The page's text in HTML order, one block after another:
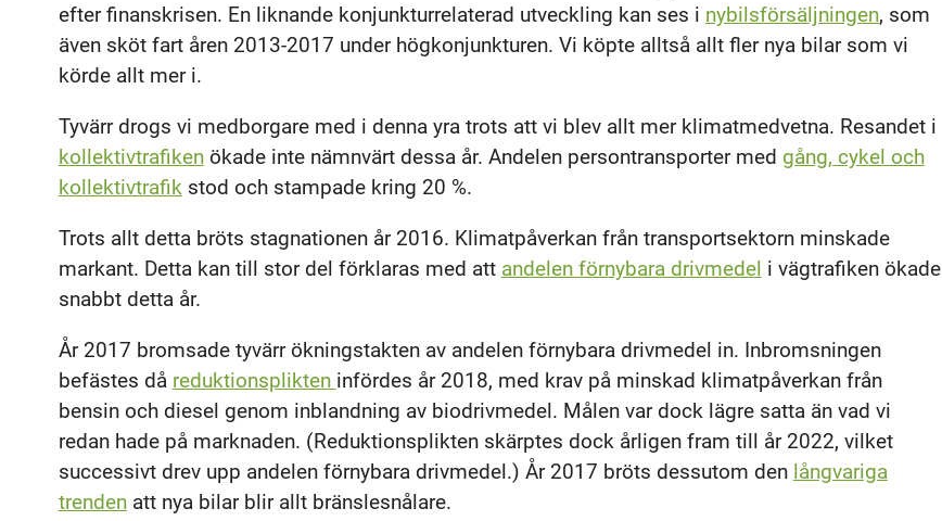
efter finanskrisen. En liknande konjunkturrelaterad utveckling kan ses i nybilsförsäljningen, som
även sköt fart åren 2013-2017 under högkonjunkturen. Vi köpte alltså allt fler nya bilar som vi
körde allt mer i.
Tyvärr drogs vi medborgare med i denna yra trots att vi blev allt mer klimatmedvetna. Resandet i
kollektivtrafikenökade inte nämnvärt dessa år. Andelen persontransporter med gång, cykel och
kollektivtrafikstod och stampade kring 20 %.
Trots allt detta bröts stagnationen år 2016. Klimatpåverkan från transportsektorn minskade
markant. Detta kan till stor del förklaras med att andelen förnybara drivmedel i vägtrafiken ökade
snabbt detta år.
År 2017 bromsade tyvärr ökningstakten av andelen förnybara drivmedel in. Inbromsningen
befästes då reduktionsplikten infördes år 2018, med krav på minskad klimatpåverkan från
bensin och diesel genom inblandning av biodrivmedel. Målen var dock lägre satta än vad vi
redan hade på marknaden. (Reduktionsplikten skärptes dock årligen fram till år 2022, vilket
successivt drev upp andelen förnybara drivmedel.) År 2017 bröts dessutom den långvariga
trendenatt nya bilar blir allt bränslesnålare.